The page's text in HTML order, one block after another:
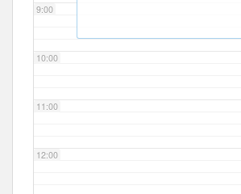
9:00
10:00
11:00
12:00